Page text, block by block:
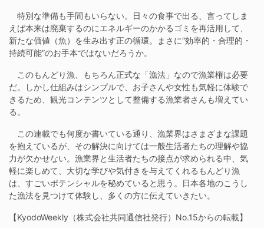
特別な準備も手間もいらない。日々の食事で出る、言ってしま
えば本来は廃棄するのにエネルギーのかかるゴミを再活用して、
新たな価値（魚）を生み出す正の循環。まさに“効率的・合理的・
持続可能”のお手本ではないだろうか。
このもんどり漁、もちろん正式な「漁法」なので漁業権は必要
だ。しかし仕組みはシンプルで、お子さんや女性も気軽に体験で
きるため、観光コンテンツとして整備する漁業者さんも増えてい
る。
この連載でも何度か書いている通り、漁業界はさまざまな課題
を抱えているが、その解決に向けては一般生活者たちの理解や協
力が欠かせない。漁業界と生活者たちの接点が求められる中、気
軽に楽しめて、大切な学びや気付きを与えてくれるもんどり漁
は、すごいポテンシャルを秘めていると思う。日本各地のこうし
た漁法を見つけて体験し、多くの方に伝えていきたい。
【KyodoWeekly（株式会社共同通信社発行）No.15からの転載】